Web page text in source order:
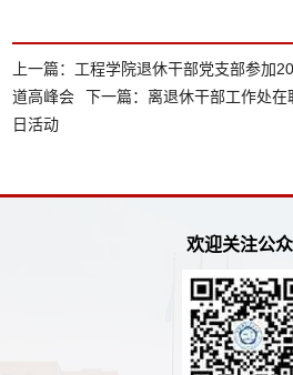
上一篇： 工程学院退休干部党支部参加
道高峰会
下一篇： 离退休干部工作处
日活动
欢迎关注公